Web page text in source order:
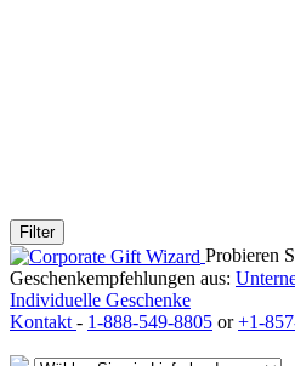
Filter
Probieren
Geschenkempfehlungen aus:
Individuelle Geschenke
Kontakt - 1-888-549-8805 or+1-